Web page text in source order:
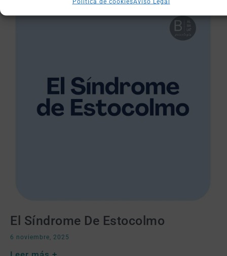
El Síndrome De Estocolmo
6 noviembre, 2025